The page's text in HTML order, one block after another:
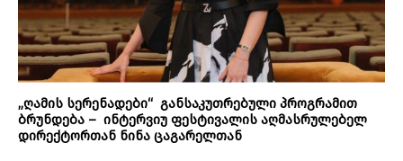
„ღამის სერენადები“ განსაკუთრებული პროგრამით
ბრუნდება – ინტერვიუ ფესტივალის აღმასრულებელ
დირექტორთან ნინა ცაგარელთან